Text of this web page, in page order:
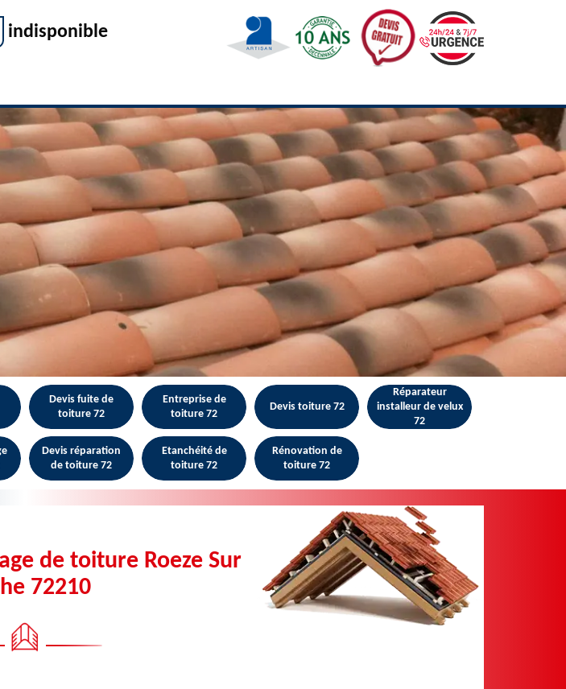
indisponible
Devis fuite de
toiture 72
Entreprise de
toiture 72
Devis toiture 72
Réparateur
installeur de velux
72
Devis réparation
de toiture 72
Etanchéité de
toiture 72
Rénovation de
toiture 72
de toiture Roeze Sur
72210